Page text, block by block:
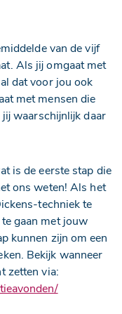
van de vijf
Als jij omgaat met
dat voor jou ook
met mensen die
waarschijnlijk daar
is de eerste stap die
ons weten! Als het
techniek te
gaan met jouw
kunnen zijn om een
Bekijk wanneer
zetten via: